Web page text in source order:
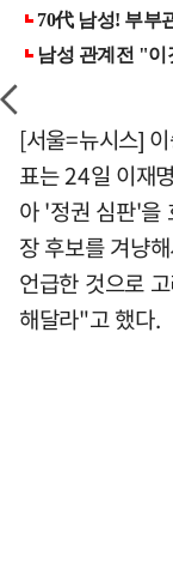
[서울=뉴시스]
표는 24일 이재
아 '정권 심판'을
장 후보를 겨냥
언급한 것으로
해달라"고 했다.